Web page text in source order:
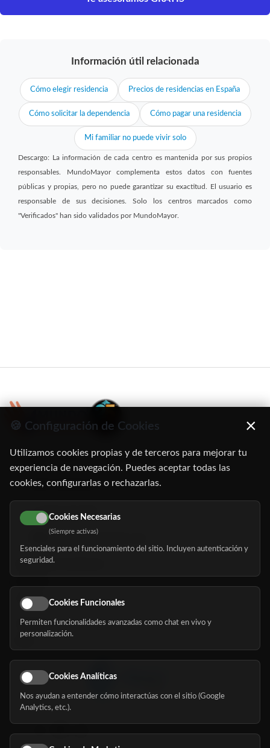
Información útil relacionada
Cómo elegir residencia Precios de residencias en España
Cómo solicitar la dependencia Cómo pagar una residencia
Mi familiar no puede vivir solo
Descargo: La información de cada centro es mantenida por sus propios
responsables. MundoMayor complementa estos datos con fuentes
públicas y propias, pero no puede garantizar su exactitud. El usuario es
responsable de sus decisiones. Solo los centros marcados como
"Verificados" han sido validados por MundoMayor.
C/ Oruro, 11. 28016 Madrid
91 345 06 26
616 113 103
hola@mundomayor.com
Buscador de residencias
Eventos
Nosotros
Síguenos
🍪 Configuración de Cookies ×
Utilizamos cookies propias y de terceros para mejorar tu
experiencia de navegación. Puedes aceptar todas las
cookies, configurarlas o rechazarlas.
Cookies Necesarias
(Siempre activas)
Esenciales para el funcionamiento del sitio. Incluyen autenticación y
seguridad.
Cookies Funcionales
Permiten funcionalidades avanzadas como chat en vivo y
personalización.
Cookies Analíticas
Nos ayudan a entender cómo interactúas con el sitio (Google
Analytics, etc.).